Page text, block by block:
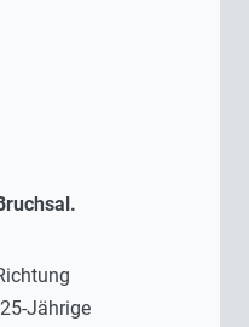
Jährige